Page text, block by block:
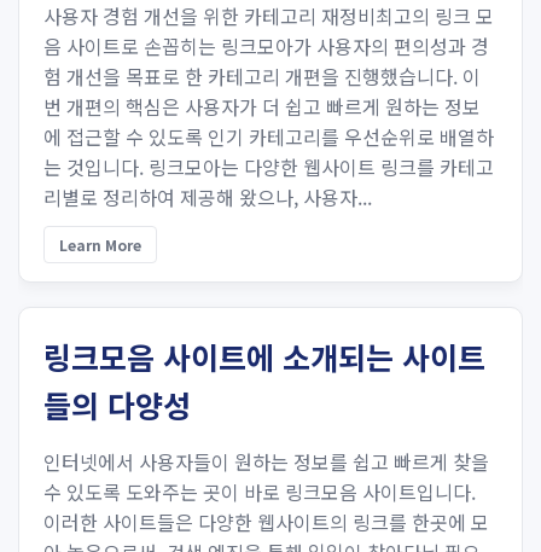
사용자 경험 개선을 위한 카테고리 재정비최고의 링크 모
음 사이트로 손꼽히는 링크모아가 사용자의 편의성과 경
험 개선을 목표로 한 카테고리 개편을 진행했습니다. 이
번 개편의 핵심은 사용자가 더 쉽고 빠르게 원하는 정보
에 접근할 수 있도록 인기 카테고리를 우선순위로 배열하
는 것입니다. 링크모아는 다양한 웹사이트 링크를 카테고
리별로 정리하여 제공해 왔으나, 사용자...
Learn More
링크모음 사이트에 소개되는 사이트
들의 다양성
인터넷에서 사용자들이 원하는 정보를 쉽고 빠르게 찾을
수 있도록 도와주는 곳이 바로 링크모음 사이트입니다.
이러한 사이트들은 다양한 웹사이트의 링크를 한곳에 모